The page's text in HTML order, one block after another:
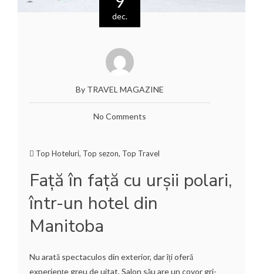
dec.
By TRAVEL MAGAZINE
No Comments
Top Hoteluri, Top sezon, Top Travel
Față în față cu urșii polari,
într-un hotel din
Manitoba
Nu arată spectaculos din exterior, dar îți oferă
experiențe greu de uitat. Salon său are un covor gri-